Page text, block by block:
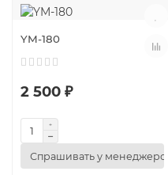
YM-180
2 500 ₽
Спрашивать у менеджеров